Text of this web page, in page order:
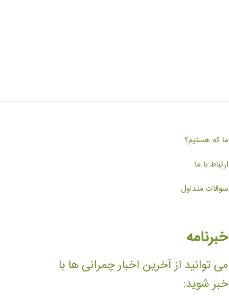
ما که هستیم؟
ارتباط با ما
سوالات متداول
خبرنامه
می توانید از آخرین اخبار چمرانی ها با
خبر شوید: